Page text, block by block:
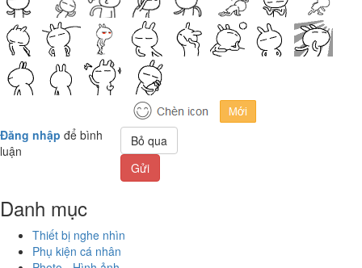
Đăng nhập để bình
luận
Bỏ qua
Gửi
Danh mục
Thiết bị nghe nhìn
Phụ kiện cá nhân